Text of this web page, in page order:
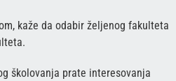
kaže da odabir željenog fakulteta
školovanja prate interesovanja